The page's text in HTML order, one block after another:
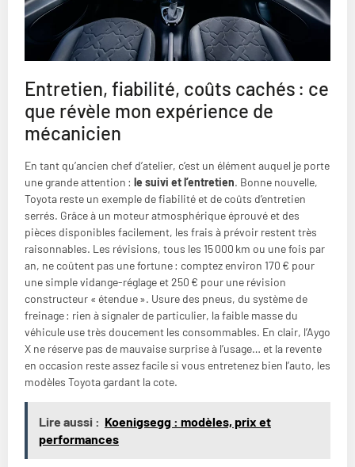
Entretien, fiabilité, coûts cachés : ce
que révèle mon expérience de
mécanicien
En tant qu’ancien chef d’atelier, c’est un élément auquel je porte
une grande attention : le suivi et l’entretien. Bonne nouvelle,
Toyota reste un exemple de fiabilité et de coûts d’entretien
serrés. Grâce à un moteur atmosphérique éprouvé et des
pièces disponibles facilement, les frais à prévoir restent très
raisonnables. Les révisions, tous les 15 000 km ou une fois par
an, ne coûtent pas une fortune : comptez environ 170 € pour
une simple vidange-réglage et 250 € pour une révision
constructeur « étendue ». Usure des pneus, du système de
freinage : rien à signaler de particulier, la faible masse du
véhicule use très doucement les consommables. En clair, l’Aygo
X ne réserve pas de mauvaise surprise à l’usage… et la revente
en occasion reste assez facile si vous entretenez bien l’auto, les
modèles Toyota gardant la cote.
Lire aussi : Koenigsegg : modèles, prix et
performances